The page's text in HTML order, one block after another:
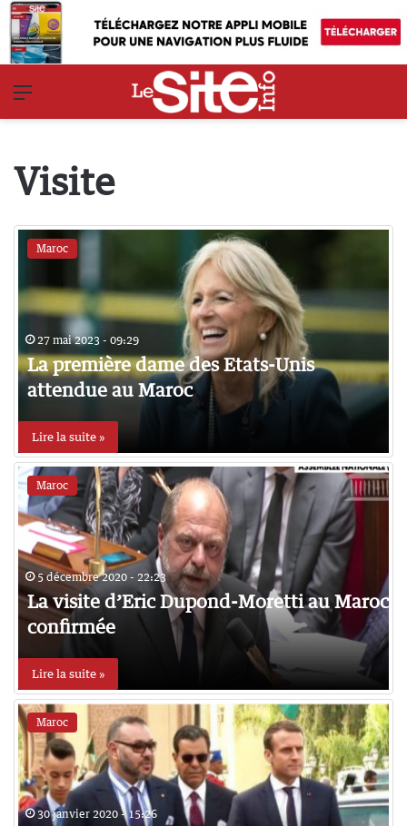
Visite
Maroc
27 mai 2023 - 09:29
La première dame des Etats-Unis
attendue au Maroc
Lire la suite »
Maroc
5 décembre 2020 - 22:23
La visite d’Eric Dupond-Moretti au Maroc
confirmée
Lire la suite »
Maroc
30 janvier 2020 - 15:26